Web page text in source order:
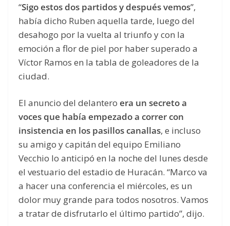
“Sigo estos dos partidos y después vemos”,
había dicho Ruben aquella tarde, luego del
desahogo por la vuelta al triunfo y con la
emoción a flor de piel por haber superado a
Víctor Ramos en la tabla de goleadores de la
ciudad.
El anuncio del delantero era un secreto a
voces que había empezado a correr con
insistencia en los pasillos canallas, e incluso
su amigo y capitán del equipo Emiliano
Vecchio lo anticipó en la noche del lunes desde
el vestuario del estadio de Huracán. “Marco va
a hacer una conferencia el miércoles, es un
dolor muy grande para todos nosotros. Vamos
a tratar de disfrutarlo el último partido”, dijo.